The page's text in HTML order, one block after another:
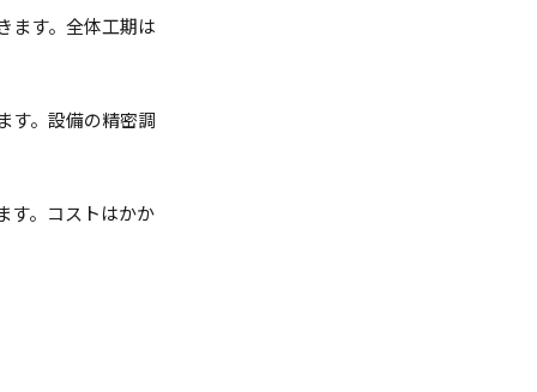
ます。全体工期は
す。設備の精密調
す。コストはかか